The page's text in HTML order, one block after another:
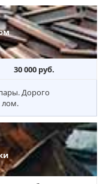
30 000 руб.
Дорого
лом.